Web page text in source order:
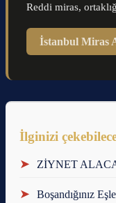
Reddi miras,
İstanbul Miras
İlginizi
➤ ZİYNET
➤ Boşandığınız